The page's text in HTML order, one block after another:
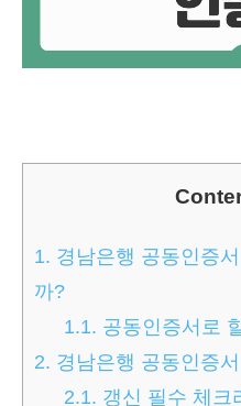
1. 경남은행 공동인증
까?
1.1. 공동인증서로
2. 경남은행 공동인증
2.1. 갱신 필수 체크